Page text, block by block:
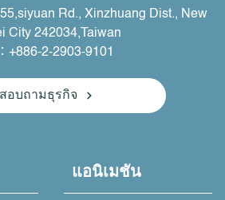
Rd., Xinzhuang Dist., New
City 242034,Taiwan
+886-2-2903-9101
สอบถามธุรกิจ
แอนิเมชัน